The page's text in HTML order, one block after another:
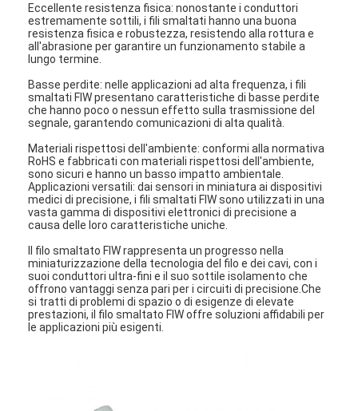
Casa.
Eccellente resistenza fisica: nonostante i conduttori
estremamente sottili, i fili smaltati hanno una buona
resistenza fisica e robustezza, resistendo alla rottura e
all'abrasione per garantire un funzionamento stabile a
lungo termine.
Basse perdite: nelle applicazioni ad alta frequenza, i fili
smaltati FIW presentano caratteristiche di basse perdite
che hanno poco o nessun effetto sulla trasmissione del
segnale, garantendo comunicazioni di alta qualità.
Materiali rispettosi dell'ambiente: conformi alla normativa
RoHS e fabbricati con materiali rispettosi dell'ambiente,
sono sicuri e hanno un basso impatto ambientale.
Applicazioni versatili: dai sensori in miniatura ai dispositivi
medici di precisione, i fili smaltati FIW sono utilizzati in una
vasta gamma di dispositivi elettronici di precisione a
causa delle loro caratteristiche uniche.
Il filo smaltato FIW rappresenta un progresso nella
miniaturizzazione della tecnologia del filo e dei cavi, con i
suoi conduttori ultra-fini e il suo sottile isolamento che
offrono vantaggi senza pari per i circuiti di precisione.Che
si tratti di problemi di spazio o di esigenze di elevate
prestazioni, il filo smaltato FIW offre soluzioni affidabili per
le applicazioni più esigenti.